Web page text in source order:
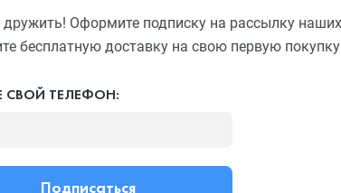
дружить! Оформите подписку на рассылку
бесплатную доставку на свою первую
СВОЙ ТЕЛЕФОН:
Подписаться